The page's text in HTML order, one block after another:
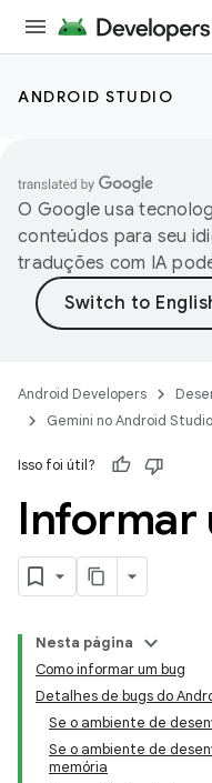
ANDROID STUDIO
O Google usa
conteúdos para seu
traduções com IA
Android Developers
Gemini no Android Studio
Isso foi útil?
Informar
Nesta página
Como informar um bug
Detalhes de bugs do
Se o ambiente de
Se o ambiente de
memória